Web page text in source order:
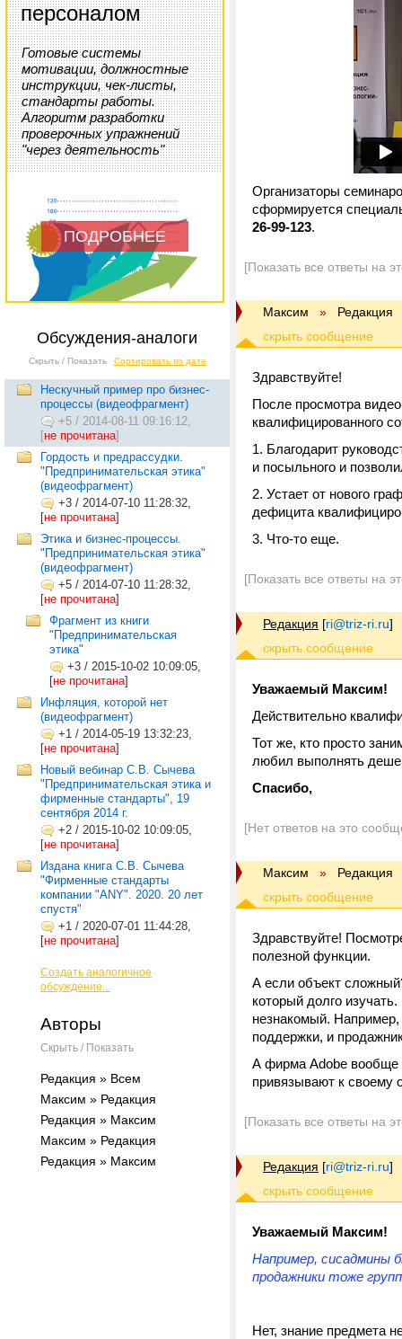
персоналом
Готовые системы
мотивации, должностные
инструкции, чек-листы,
стандарты работы.
Алгоритм разработки
проверочных упражнений
"через деятельность"
ПОДРОБНЕЕ
Обсуждения-аналоги
Скрыть / Показать Сортировать по дате
Нескучный пример про бизнес-
процессы (видеофрагмент)
+5 / 2014-08-11 09:16:12,
[не прочитана]
Гордость и предрассудки.
"Предпринимательская этика"
(видеофрагмент)
+3 / 2014-07-10 11:28:32,
[не прочитана]
Этика и бизнес-процессы.
"Предпринимательская этика"
(видеофрагмент)
+5 / 2014-07-10 11:28:32,
[не прочитана]
Фрагмент из книги
"Предпринимательская
этика"
+3 / 2015-10-02 10:09:05,
[не прочитана]
Инфляция, которой нет
(видеофрагмент)
+1 / 2014-05-19 13:32:23,
[не прочитана]
Новый вебинар С.В. Сычева
"Предпринимательская этика и
фирменные стандарты", 19
сентября 2014 г.
+2 / 2015-10-02 10:09:05,
[не прочитана]
Издана книга С.В. Сычева
"Фирменные стандарты
компании "ANY". 2020. 20 лет
спустя"
+1 / 2020-07-01 11:44:28,
[не прочитана]
Создать аналогичное
обсуждение...
Авторы
Скрыть / Показать
Редакция » Всем
Максим » Редакция
Редакция » Максим
Максим » Редакция
Редакция » Максим
Организаторы
сформируется
26-99-123.
[Показать все ответы на
Максим » Редакция
Здравствуйте!
После просмотра
квалифицированного
1. Благодарит
и посыльного и
2. Устает от нового
дефицита
3. Что-то еще.
[Показать все ответы на
Редакция [ri@triz-ri.ru]
Уважаемый Максим!
Действительно
Тот же, кто просто
любил выполнять
Спасибо,
[Нет ответов на это
Максим » Редакция
Здравствуйте!
полезной функции.
А если объект
который долго
незнакомый.
поддержки, и
А фирма Adobe вообще
привязывают к своему
[Показать все ответы на
Редакция [ri@triz-ri.ru]
Уважаемый Максим!
Например, сисадмины
продажники тоже
Нет, знание предмета